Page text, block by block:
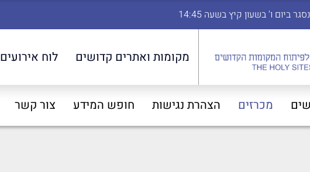
ביום ו' בשעון קיץ בשעה 14:45
מקומות ואתרים קדושים לוח אירועים
מכרזים הצהרת נגישות חופש המידע צור קשר